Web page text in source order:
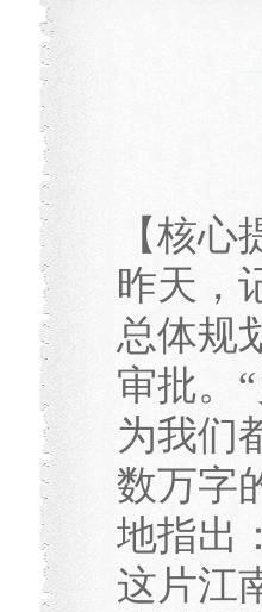
【核心
昨天，
总体规
审批。
为我们
数万字
地指出
这片江